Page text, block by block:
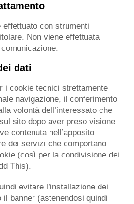
effettuato con strumenti
Non viene effettuata
dati
i cookie tecnici strettamente
navigazione, il conferimento
volontà dell’interessato che
sito dopo aver preso visione
contenuta nell’apposito
dei servizi che comportano
(così per la condivisione dei
This).
evitare l’installazione dei
il banner (astenendosi quindi